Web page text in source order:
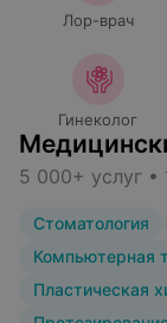
Лор-врач
Гинеколог
5 000+ услуг
Стоматология
Компьютерная
Пластическая